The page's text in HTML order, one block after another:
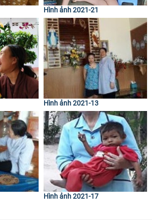
Hình ảnh 2021-21
Hình ảnh 2021-13
Hình ảnh 2021-17